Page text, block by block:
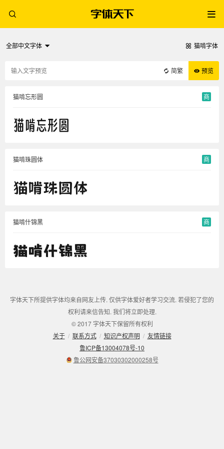
全部中文字体 猫啃字体
简繁 预览
猫啃忘形圆 商
猫啃珠圆体 商
猫啃什锦黑 商
字体天下所提供字体均来自网友上传. 仅供字体爱好者学习交流. 若侵犯了您的
权利请来信告知. 我们将立即处理.
© 2017 字体天下保留所有权利
关于 / 联系方式 / 知识产权声明 / 友情链接
鲁ICP备13004078号-10
鲁公网安备37030302000258号